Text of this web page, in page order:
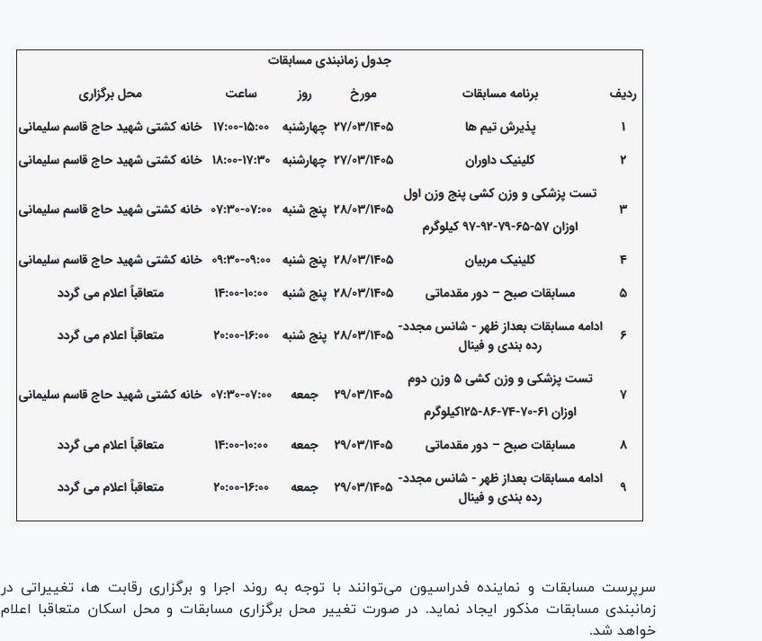
سرپرست مسابقات و نماینده فدراسیون می‌توانند با توجه به روند اجرا و برگزاری رقابت ها، تغییراتی در
زمانبندی مسابقات مذکور ایجاد نماید. در صورت تغییر محل برگزاری مسابقات و محل اسکان متعاقبا اعلام
خواهد شد.